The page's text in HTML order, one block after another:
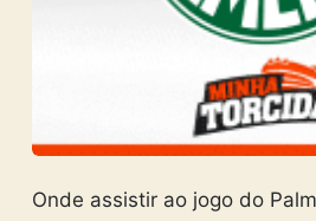
Onde assistir ao jogo do